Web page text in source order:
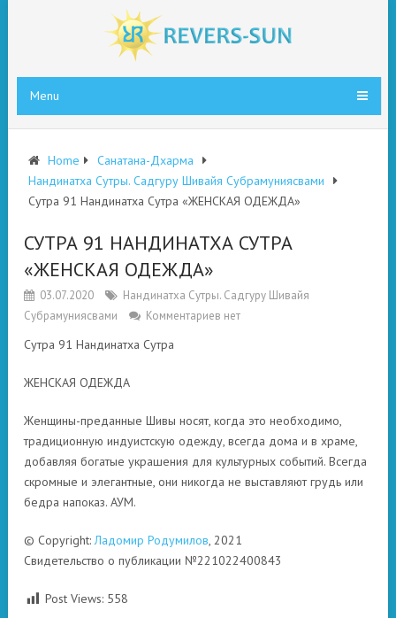
Menu
Home
Санатана-Дхарма
Нандинатха Сутры. Садгуру Шивайя Субрамуниясвами
Сутра 91 Нандинатха Сутра «ЖЕНСКАЯ ОДЕЖДА»
СУТРА 91 НАНДИНАТХА СУТРА
«ЖЕНСКАЯ ОДЕЖДА»
03.07.2020
Нандинатха Сутры. Садгуру Шивайя
Субрамуниясвами
Комментариев нет
Сутра 91 Нандинатха Сутра
ЖЕНСКАЯ ОДЕЖДА
Женщины-преданные Шивы носят, когда это необходимо,
традиционную индуистскую одежду, всегда дома и в храме,
добавляя богатые украшения для культурных событий. Всегда
скромные и элегантные, они никогда не выставляют грудь или
бедра напоказ. АУМ.
© Copyright:Ладомир Родумилов, 2021
Свидетельство о публикации №221022400843
Post Views: 558